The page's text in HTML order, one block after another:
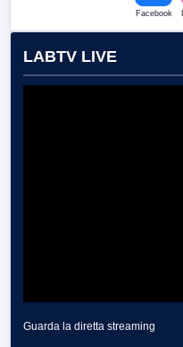
Facebook
LABTV LIVE
Guarda la diretta streaming